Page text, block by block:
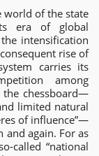
world of the state
era of global
intensification
rise of
carries its
among
chessboard—
limited natural
of influence”—
and again. For as
called “national